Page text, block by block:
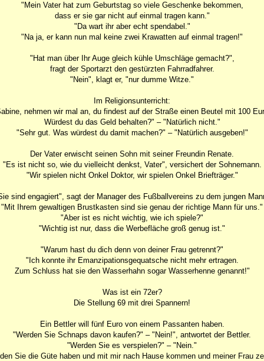
"Mein Vater hat zum Geburtstag so viele Geschenke bekommen,
dass er sie gar nicht auf einmal tragen kann."
"Da wart ihr aber echt spendabel."
"Na ja, er kann nun mal keine zwei Krawatten auf einmal tragen!"
"Hat man über Ihr Auge gleich kühle Umschläge gemacht?",
fragt der Sportarzt den gestürzten Fahrradfahrer.
"Nein", klagt er, "nur dumme Witze."
Im Religionsunterricht:
nehmen wir mal an, du findest auf der Straße einen Beutel mit 100
Würdest du das Geld behalten?" – "Natürlich nicht."
"Sehr gut. Was würdest du damit machen?" – "Natürlich ausgeben!"
Der Vater erwischt seinen Sohn mit seiner Freundin Renate.
"Es ist nicht so, wie du vielleicht denkst, Vater", versichert der Sohnemann.
"Wir spielen nicht Onkel Doktor, wir spielen Onkel Briefträger."
sind engagiert", sagt der Manager des Fußballvereins zu dem jungen
"Mit Ihrem gewaltigen Brustkasten sind sie genau der richtige Mann für uns."
"Aber ist es nicht wichtig, wie ich spiele?"
"Wichtig ist nur, dass die Werbefläche groß genug ist."
"Warum hast du dich denn von deiner Frau getrennt?"
"Ich konnte ihr Emanzipationsgequatsche nicht mehr ertragen.
Zum Schluss hat sie den Wasserhahn sogar Wasserhenne genannt!"
Was ist ein 72er?
Die Stellung 69 mit drei Spannern!
Ein Bettler will fünf Euro von einem Passanten haben.
"Werden Sie Schnaps davon kaufen?" – "Nein!", antwortet der Bettler.
"Werden Sie es verspielen?" – "Nein."
Sie die Güte haben und mit mir nach Hause kommen und meiner Frau